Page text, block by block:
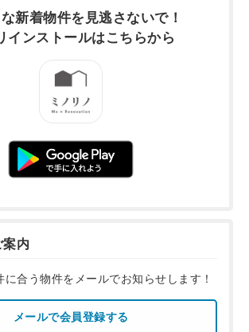
新着物件を 見逃さないで！
インストールはこちらから
案内
に合う物件をメールでお知らせします！
メールで会員登録する